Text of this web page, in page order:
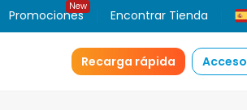
Promociones
New
Encontrar Tienda
Recarga rápida Acceso